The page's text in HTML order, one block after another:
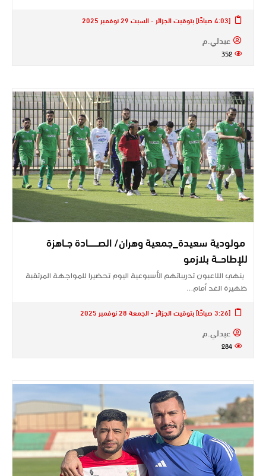
[4:03 صباحًا] بتوقيت الجزائر - السبت 29 نوفمبر 2025
عبدلي.م
352
مولودية سعيدة_جمعية وهران/ الصــــــــادة جــاهزة
للإطاحـــة بلازمو
ينهي اللاعبون تدريباتهم الأسبوعية اليوم تحضيرا للمواجهة المرتقبة
ظهيرة الغد أمام…
[3:26 صباحًا] بتوقيت الجزائر - الجمعة 28 نوفمبر 2025
عبدلي.م
284